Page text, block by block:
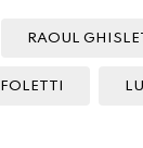
RAOUL
FOLETTI